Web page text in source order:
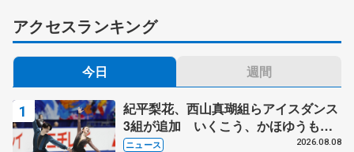
アクセスランキング
今日 週間
紀平梨花、西山真瑚組らアイスダンス
3組が追加 いくこう、かほゆうも、
木下グループ杯
ニュース 2026.08.08